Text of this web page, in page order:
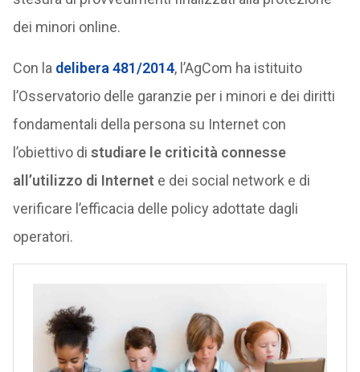
dei minori online.
Con la delibera 481/2014, l’AgCom ha istituito
l’Osservatorio delle garanzie per i minori e dei diritti
fondamentali della persona su Internet con
l’obiettivo di studiare le criticità connesse
all’utilizzo di Internet e dei social network e di
verificare l’efficacia delle policy adottate dagli
operatori.